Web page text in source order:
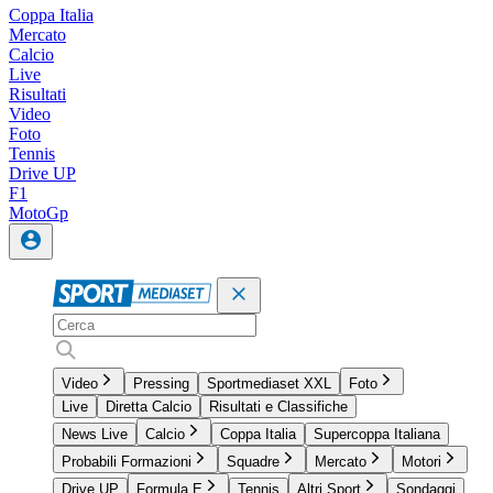
Coppa Italia
Mercato
Calcio
Live
Risultati
Video
Foto
Tennis
Drive UP
F1
MotoGp
Video Pressing Sportmediaset XXL
Foto
Live
Diretta Calcio
Risultati e Classifiche
News Live
Calcio Coppa Italia
Supercoppa Italiana
Probabili Formazioni
Squadre Mercato
Motori
Drive UP
Formula E Tennis Altri Sport
Sondaggi